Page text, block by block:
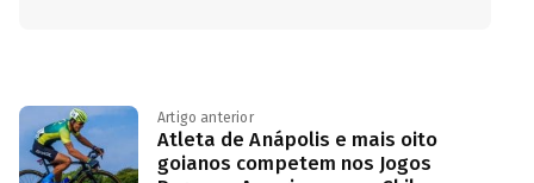
Artigo anterior
Atleta de Anápolis e mais oito
goianos competem nos Jogos